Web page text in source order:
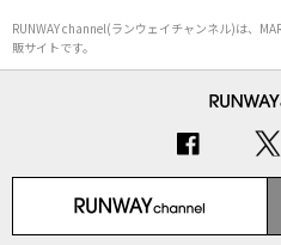
RUNWAY channel(ランウェイチャンネル)は、
販サイトです。